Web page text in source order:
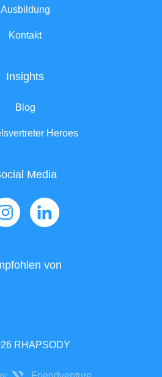
Ausbildung
Kontakt
Insights
Blog
Heroes
Media
von
RHAPSODY